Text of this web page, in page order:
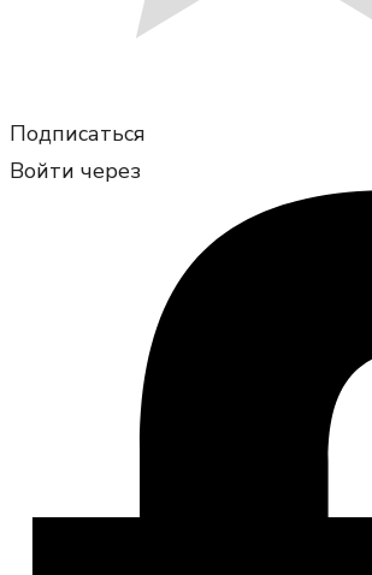
Подписаться
Войти через